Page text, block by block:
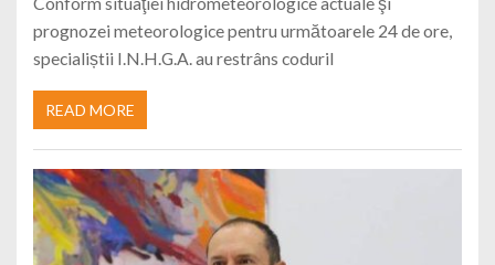
prognozei meteorologice pentru următoarele 24 de ore,
specialiștii I.N.H.G.A. au restrâns coduril
READ MORE